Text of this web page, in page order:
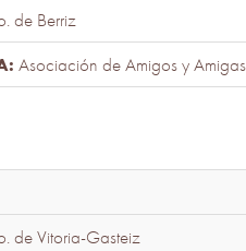
de Berriz
Asociación de Amigos y
de Vitoria-Gasteiz